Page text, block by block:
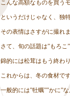
こんな高額なものを買う
というだけじゃなく、独
その表情はさすがに撮れ
さて、旬の話題は”もろこ”
錦的には松茸はもう終わ
これからは、冬の食材で
一般的には”牡蠣””かに”